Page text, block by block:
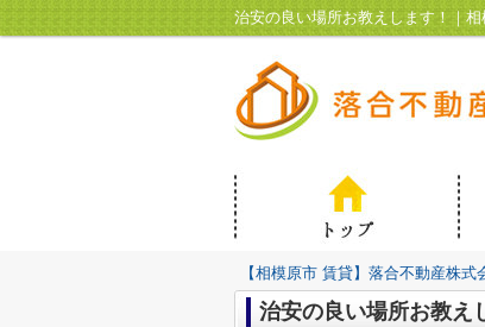
治安の良い場所お教えします！｜
【相模原市 賃貸】落合不動産株式
治安の良い場所お教え